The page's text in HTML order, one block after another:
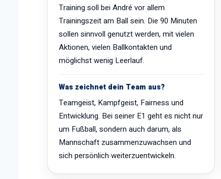
Training soll bei André vor allem
Trainingszeit am Ball sein. Die 90 Minuten
sollen sinnvoll genutzt werden, mit vielen
Aktionen, vielen Ballkontakten und
möglichst wenig Leerlauf.
Was zeichnet dein Team aus?
Teamgeist, Kampfgeist, Fairness und
Entwicklung. Bei seiner E1 geht es nicht nur
um Fußball, sondern auch darum, als
Mannschaft zusammenzuwachsen und
sich persönlich weiterzuentwickeln.